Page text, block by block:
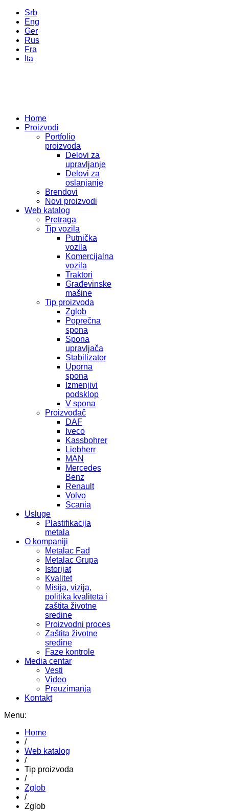
Srb
Eng
Ger
Rus
Fra
Ita
Home
Proizvodi
Portfolio
proizvoda
Delovi za
upravljanje
Delovi za
oslanjanje
Brendovi
Novi proizvodi
Web katalog
Pretraga
Tip vozila
Putnička
vozila
Komercijalna
vozila
Traktori
Građevinske
mašine
Tip proizvoda
Zglob
Poprečna
spona
Spona
upravljača
Stabilizator
Uporna
spona
Izmenjivi
podsklop
V spona
Proizvođač
DAF
Iveco
Kassbohrer
Liebherr
MAN
Mercedes
Benz
Renault
Volvo
Scania
Usluge
Plastifikacija
metala
O kompaniji
Metalac Fad
Metalac Grupa
Istorijat
Kvalitet
Misija, vizija,
politika kvaliteta i
zaštita životne
sredine
Proizvodni proces
Zaštita životne
sredine
Faze kontrole
Media centar
Vesti
Video
Preuzimanja
Kontakt
Menu:
Home
/
Web katalog
/
Tip proizvoda
/
Zglob
/
Zglob